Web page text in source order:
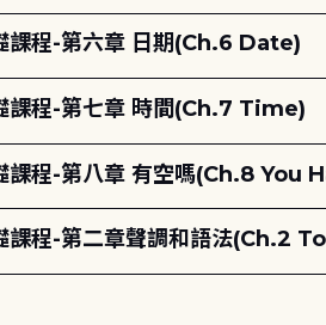
課程-第六章 日期(Ch.6 Date)
課程-第七章 時間(Ch.7 Time)
課程-第八章 有空嗎(Ch.8 You
課程-第二章聲調和語法(Ch.2